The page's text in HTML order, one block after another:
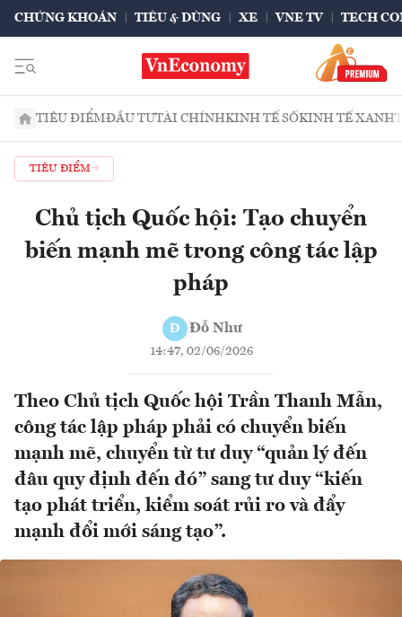
CHỨNG KHOÁN TIÊU & DÙNG XE VNE TV TECH
TIÊU ĐIỂMĐẦU TƯTÀI CHÍNHKINH TẾ SỐKINH TẾ XANH
TIÊU ĐIỂM
Chủ tịch Quốc hội: Tạo chuyển
biến mạnh mẽ trong công tác lập
pháp
Đ Đỗ Như
14:47, 02/06/2026
Theo Chủ tịch Quốc hội Trần Thanh Mẫn,
công tác lập pháp phải có chuyển biến
mạnh mẽ, chuyển từ tư duy “quản lý đến
đâu quy định đến đó” sang tư duy “kiến
tạo phát triển, kiểm soát rủi ro và đẩy
mạnh đổi mới sáng tạo”.